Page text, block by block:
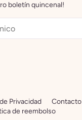
boletín quincenal!
Privacidad Contacto
de reembolso